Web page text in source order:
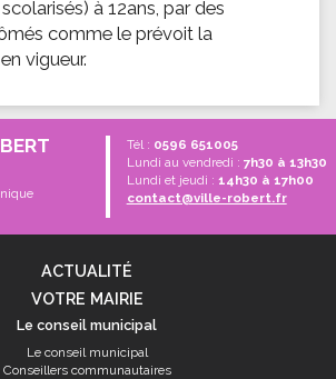
à 12ans, par des
comme le prévoit la
vigueur.
Tél : 0596 651005
Lundi au vendredi : 7h30 à 13h30
Lundi et jeudi : 14h30 à 17h00
contact@ville-robert.fr
ACTUALITÉ
VOTRE MAIRIE
Le conseil municipal
Le conseil municipal
Conseillers communautaires